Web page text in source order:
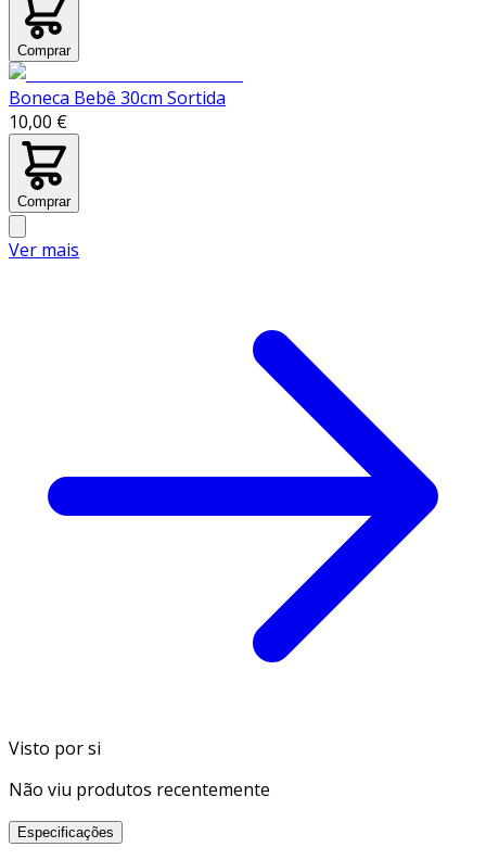
Comprar
Boneca Bebê 30cm Sortida
10,00 €
Comprar
Ver mais
Visto por si
Não viu produtos recentemente
Especificações